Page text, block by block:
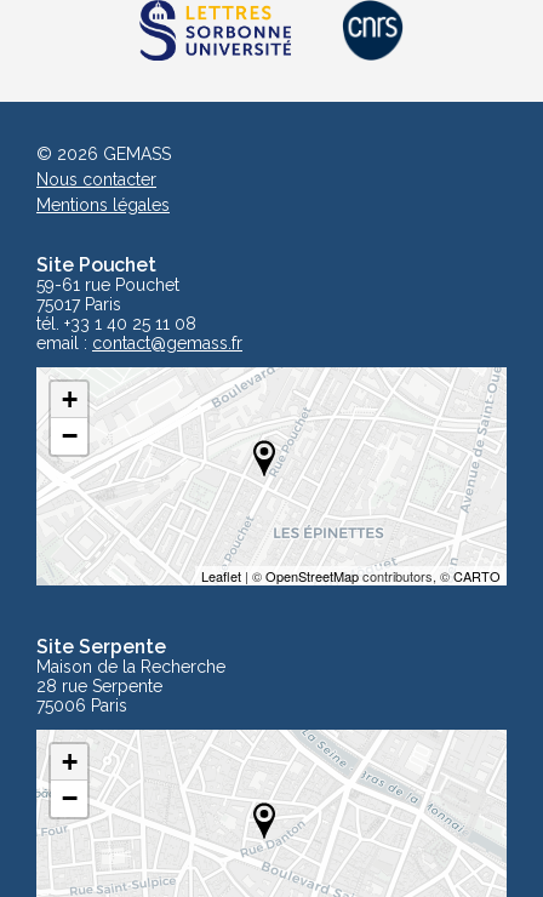
Site Pouchet
59-61 rue Pouchet
75017 Paris
tél. +33 1 40 25 11 08
email : contact@gemass.fr
+
−
Leaflet | ©OpenStreetMapcontributors, ©CARTO
Site Serpente
Maison de la Recherche
28 rue Serpente
75006 Paris
+
−
© 2026 GEMASS
Nous contacter
Mentions légales